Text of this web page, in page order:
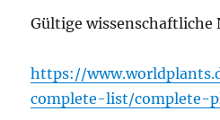
Gültige wissenschaftliche
https://
complete-list/complete-